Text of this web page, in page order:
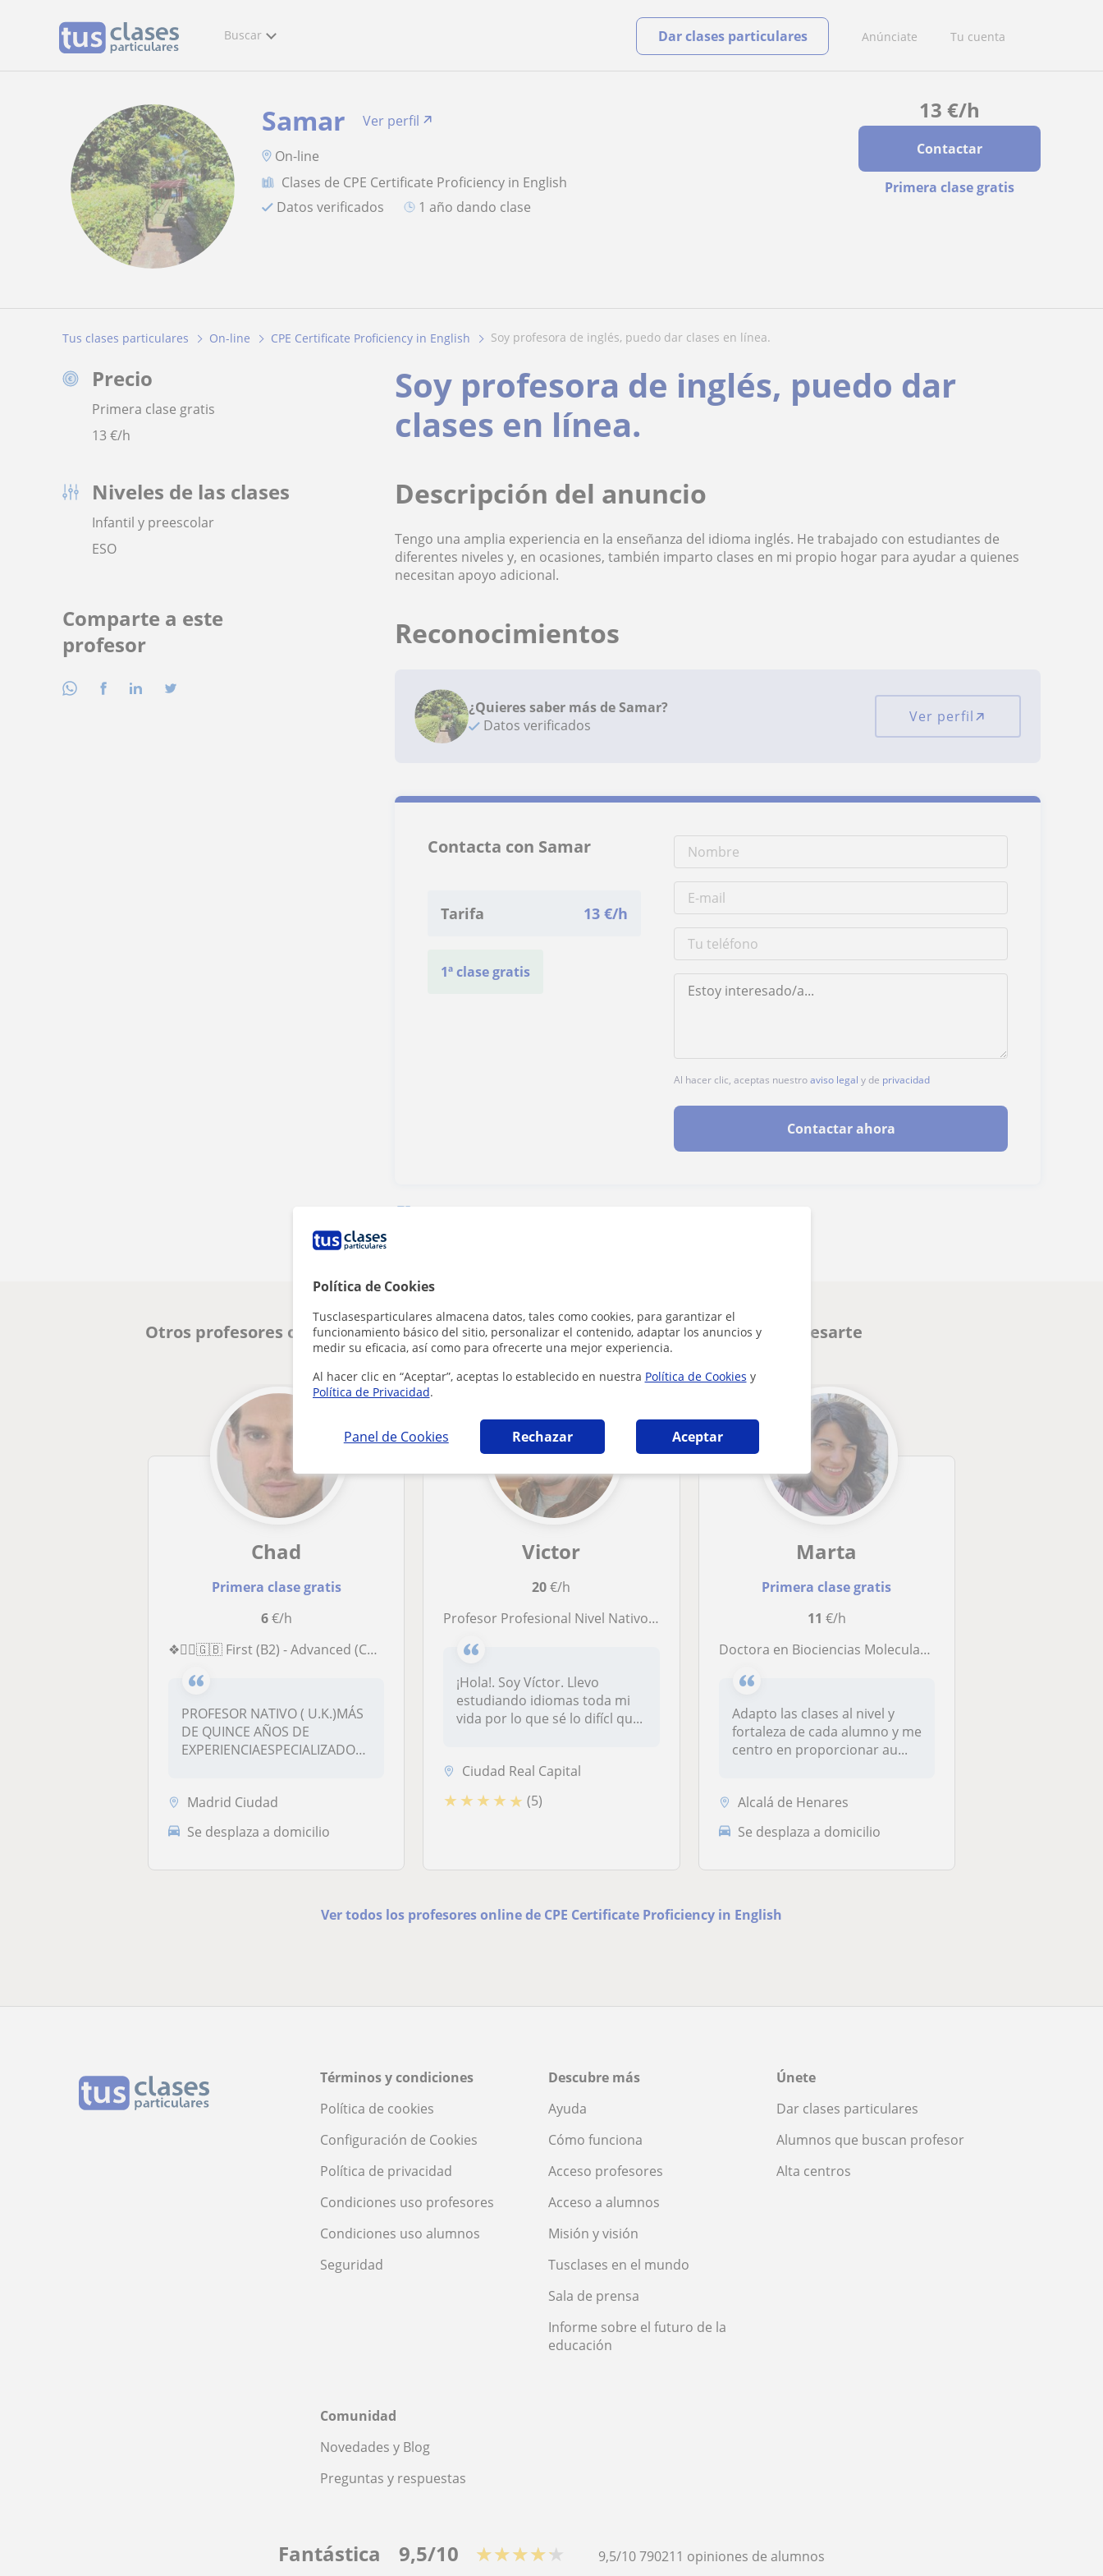
Política de Cookies
Tusclasesparticulares almacena datos, tales como cookies, para garantizar el
funcionamiento básico del sitio, personalizar el contenido, adaptar los anuncios y
medir su eficacia, así como para ofrecerte una mejor experiencia.
Al hacer clic en “Aceptar”, aceptas lo establecido en nuestra Política de Cookies y
Política de Privacidad.
Panel de Cookies Rechazar Aceptar
Buscar Anúnciate Tu cuenta
Dar clases particulares
13 €/h
Contactar
Primera clase gratis
Samar
Ver perfil
On-line
Clases de CPE Certificate Proficiency in English
Datos verificados
1 año dando clase
Tus clases particulares On-line CPE Certificate Proficiency in English soy profesora de inglés, puedo dar clases en línea.
Precio
Primera clase gratis
13 €/h
Niveles de las clases
Infantil y preescolar
ESO
Comparte a este
profesor
Soy profesora de inglés, puedo dar
clases en línea.
Descripción del anuncio
Tengo una amplia experiencia en la enseñanza del idioma inglés. He trabajado con estudiantes de
diferentes niveles y, en ocasiones, también imparto clases en mi propio hogar para ayudar a quienes
necesitan apoyo adicional.
Reconocimientos
¿Quieres saber más de Samar?
Datos verificados
Ver perfil
Contacta con Samar
Tarifa 13 €/h
1ª clase gratis
Al hacer clic, aceptas nuestroaviso legal y de privacidad
Contactar ahora
Otros profesores online de CPE Certificate Proficiency in English que pueden interesarte
Chad
Primera clase gratis
6€/h
❖💂‍♂️🇬🇧 First (B2) - Advanced (C1) - Proficiency (C2) ❖ Profesor Nativo Experto 🇬🇧💂‍♂️❖
PROFESOR NATIVO ( U.K.)MÁS
DE QUINCE AÑOS DE
EXPERIENCIAESPECIALIZADO
Madrid Ciudad
Se desplaza a domicilio
Victor
20€/h
Profesor Profesional Nivel Nativo (Proficiency and TEFL) Online
¡Hola!. Soy Víctor. Llevo
estudiando idiomas toda mi
vida por lo que sé lo difícl qu...
Ciudad Real Capital
★ ★ ★ ★ ★ (5)
Marta
Primera clase gratis
11 €/h
Doctora en Biociencias Moleculares con Proficiency (C2 inglés+2 años en EEUU), DALF C1 (francés + 4 meses en Bélgica) ,máster de profesorado y 13 años de dependencia docente se ofrece para dar clases de refuerzo de todas las asignaturas desde primaria a b
Adapto las clases al nivel y
fortaleza de cada alumno y me
centro en proporcionar au...
Alcalá de Henares
Se desplaza a domicilio
Ver todos los profesores online de CPE Certificate Proficiency in English
Términos y condiciones
Política de cookies
Configuración de Cookies
Política de privacidad
Condiciones uso profesores
Condiciones uso alumnos
Seguridad
Descubre más
Ayuda
Cómo funciona
Acceso profesores
Acceso a alumnos
Misión y visión
Tusclases en el mundo
Sala de prensa
Informe sobre el futuro de la
educación
Únete
Dar clases particulares
Alumnos que buscan profesor
Alta centros
Comunidad
Novedades y Blog
Preguntas y respuestas
Fantástica 9,5/10 ★★★★★ 9,5/10790211 opiniones de alumnos